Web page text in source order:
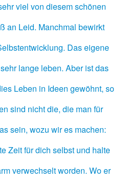
viel von diesem schönen
an Leid. Manchmal bewirkt
Das eigene
lange leben. Aber ist das
Leben in Ideen gewöhnt, so
sind nicht die, die man für
sein, wozu wir es machen:
Zeit für dich selbst und halte
verwechselt worden. Wo er